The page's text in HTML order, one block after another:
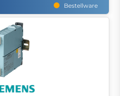
Bestellware